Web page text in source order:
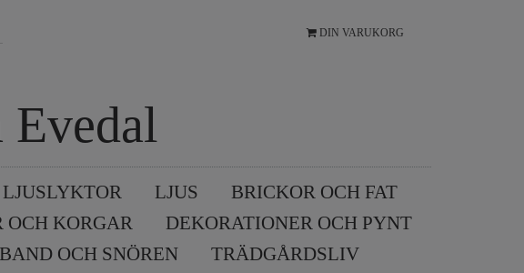
DIN VARUKORG
LJUSLYKTOR LJUS
BRICKOR OCH FAT
KORGAR
DEKORATIONER OCH PYNT
OCH SNÖREN
TRÄDGÅRDSLIV